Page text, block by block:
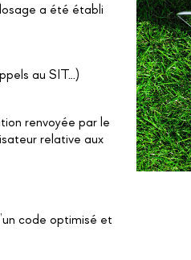
a été établi
au SIT…)
renvoyée par le
relative aux
code optimisé et